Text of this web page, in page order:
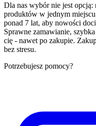
Dla nas wybór nie jest opcją:
produktów w jednym
ponad 7 lat, aby nowości
Sprawne zamawianie,
cię - nawet po zakupie.
bez stresu.
Potrzebujesz pomocy?